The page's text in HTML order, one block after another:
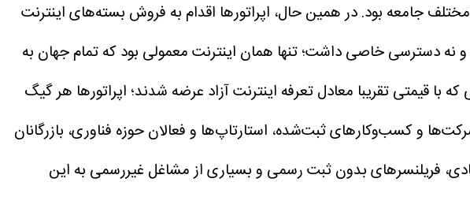
جامعه بود. در همین حال، اپراتورها اقدام به فروش بسته‌های اینترنت
نه دسترسی خاصی داشت؛ تنها همان اینترنت معمولی بود که تمام جهان به
با قیمتی تقریبا معادل تعرفه اینترنت آزاد عرضه شدند؛ اپراتورها هر گیگ
بود که تنها شرکت‌ها و کسب‌وکارهای ثبت‌شده، استارتاپ‌ها و فعالان حوزه فناوری، بازرگانان
فریلنسرهای بدون ثبت رسمی و بسیاری از مشاغل غیررسمی به این